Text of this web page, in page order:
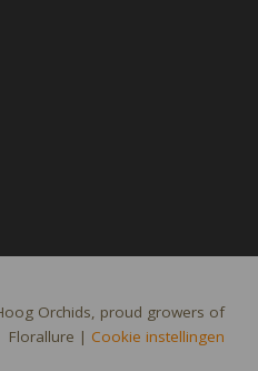
Orchids, proud growers of
Florallure | Cookie instellingen